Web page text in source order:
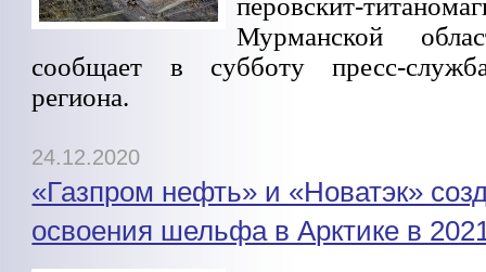
перовскит-
Мурманской
сообщает в субботу пресс-служба
региона.
24.12.2020
«Газпром нефть» и «Новатэк»
освоения шельфа в Арктике в